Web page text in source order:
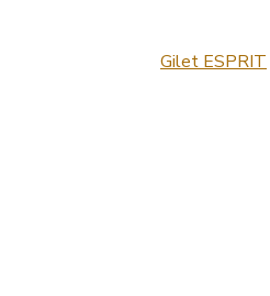
Gilet ESPRIT